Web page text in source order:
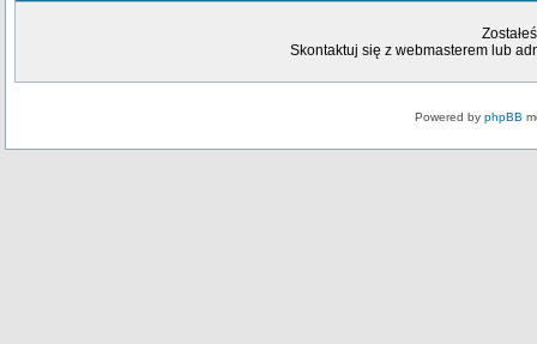
Skontaktuj się z webmasterem lub
Powered by phpBB